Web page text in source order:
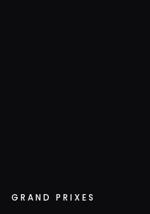
GRAND PRIXES